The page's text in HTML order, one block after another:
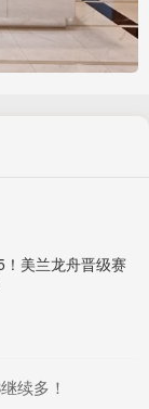
美兰龙舟晋级赛
续多！